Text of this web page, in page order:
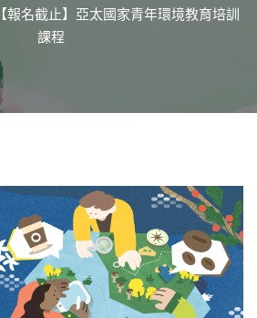
【報名截止】亞太國家青年環境教育培訓
課程